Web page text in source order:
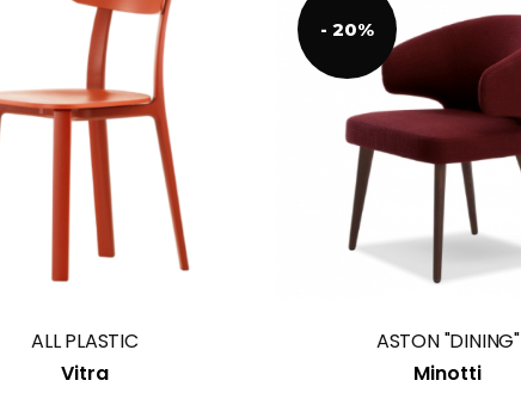
ALL PLASTIC
Vitra
- 20%
ASTON "DINING"
Minotti